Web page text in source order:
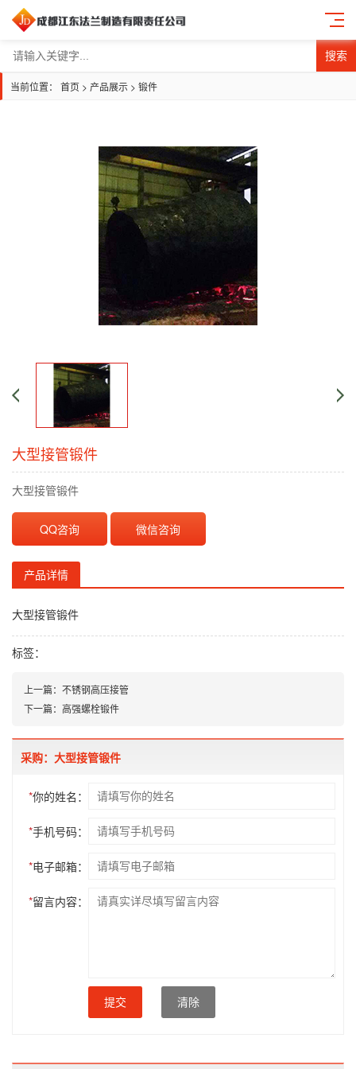
搜索
当前位置： 首页 > 产品展示 > 锻件
大型接管锻件
大型接管锻件
QQ咨询 微信咨询
产品详情
大型接管锻件
标签：
上一篇： 不锈钢高压接管
下一篇： 高强螺栓锻件
采购：大型接管锻件
*你的姓名：
*手机号码：
*电子邮箱：
*留言内容：
提交 清除